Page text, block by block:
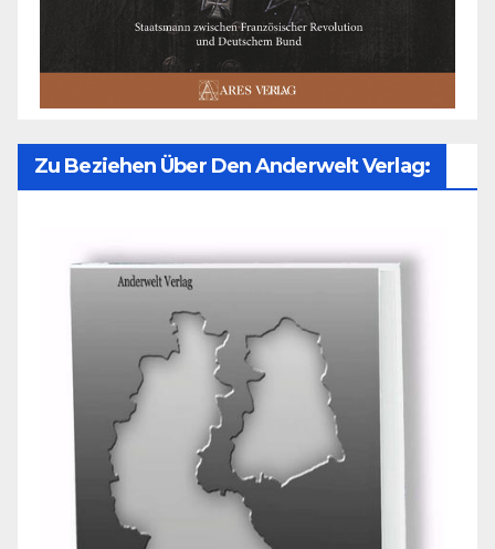
Zu Beziehen Über Den Anderwelt Verlag: